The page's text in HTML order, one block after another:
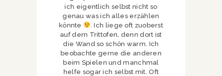
ich eigentlich selbst nicht so
genau was ich alles erzählen
könnte
. Ich liege oft zuoberst
auf dem Trittofen, denn dort ist
die Wand so schön warm. Ich
beobachte gerne die anderen
beim Spielen und manchmal
helfe sogar ich selbst mit. Oft